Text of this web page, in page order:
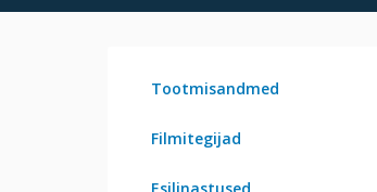
Tootmisandmed
Filmitegijad